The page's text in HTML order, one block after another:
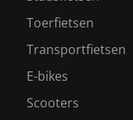
Toerfietsen
Transportfietsen
E-bikes
Scooters